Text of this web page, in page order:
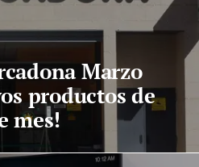
Marzo
productos de
mes!